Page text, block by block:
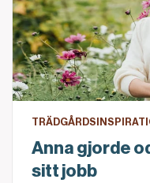
Anna gjorde
sitt jobb